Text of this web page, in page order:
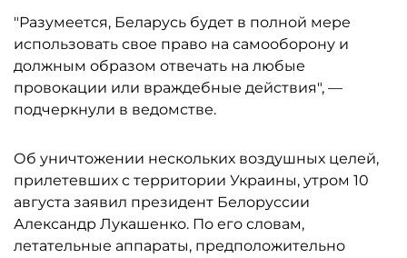
"Разумеется, Беларусь будет в полной мере
использовать свое право на самооборону и
должным образом отвечать на любые
провокации или враждебные действия", —
подчеркнули в ведомстве.
Об уничтожении нескольких воздушных целей,
прилетевших с территории Украины, утром 10
августа заявил президент Белоруссии
Александр Лукашенко. По его словам,
летательные аппараты, предположительно